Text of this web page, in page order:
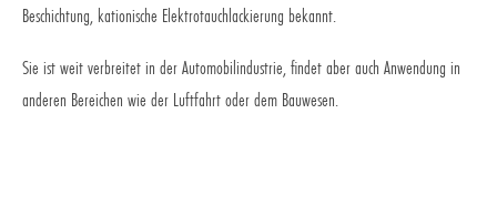
Beschichtung, kationische Elektrotauchlackierung bekannt.
Sie ist weit verbreitet in der Automobilindustrie, findet aber auch Anwendung in
anderen Bereichen wie der Luftfahrt oder dem Bauwesen.